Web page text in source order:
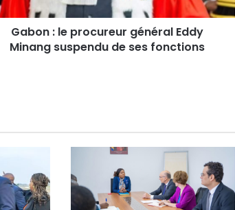
Gabon : le procureur général Eddy
Minang suspendu de ses fonctions